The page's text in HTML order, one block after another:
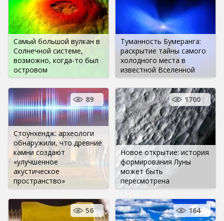
Самый большой вулкан в
Солнечной системе,
возможно, когда-то был
островом
Туманность Бумеранга:
раскрытие тайны самого
холодного места в
известной Вселенной
Стоунхендж: археологи
обнаружили, что древние
камни создают
«улучшенное
акустическое
пространство»
89
Новое открытие: история
формирования Луны
может быть
пересмотрена
1700
56 164